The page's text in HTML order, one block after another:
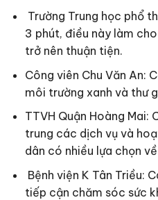
Trường Trung học phổ
3 phút, điều này làm
trở nên thuận tiện.
Công viên Chu Văn An:
môi trường xanh và thư
TTVH Quận Hoàng Mai:
trung các dịch vụ và
dân có nhiều lựa chọn
Bệnh viện K Tân Triều:
tiếp cận chăm sóc sức